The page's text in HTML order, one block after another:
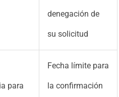
denegación de
su solicitud
para
Fecha límite para
la confirmación